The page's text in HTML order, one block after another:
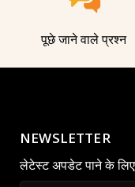
पूछे जाने वाले प्रश्न
NEWSLETTER
लेटेस्ट अपडेट पाने के